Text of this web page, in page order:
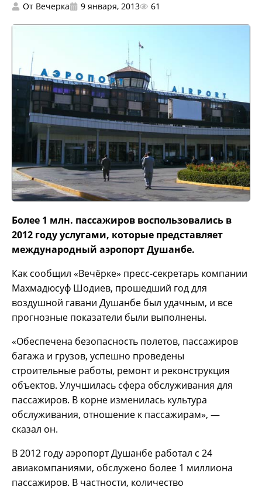
От Вечерка 9 января, 2013 61
Более 1 млн. пассажиров воспользовались в
2012 году услугами, которые представляет
международный аэропорт Душанбе.
Как сообщил «Вечёрке» пресс-секретарь компании
Махмадюсуф Шодиев, прошедший год для
воздушной гавани Душанбе был удачным, и все
прогнозные показатели были выполнены.
«Обеспечена безопасность полетов, пассажиров
багажа и грузов, успешно проведены
строительные работы, ремонт и реконструкция
объектов. Улучшилась сфера обслуживания для
пассажиров. В корне изменилась культура
обслуживания, отношение к пассажирам», —
сказал он.
В 2012 году аэропорт Душанбе работал с 24
авиакомпаниями, обслужено более 1 миллиона
пассажиров. В частности, количество